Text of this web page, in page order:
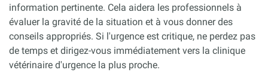
information pertinente. Cela aidera les professionnels à
évaluer la gravité de la situation et à vous donner des
conseils appropriés. Si l'urgence est critique, ne perdez pas
de temps et dirigez-vous immédiatement vers la clinique
vétérinaire d'urgence la plus proche.